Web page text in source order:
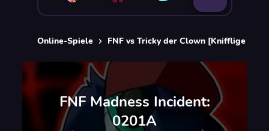
Online-Spiele FNF vs Tricky der Clown [Knifflige
FNF Madness Incident:
0201A